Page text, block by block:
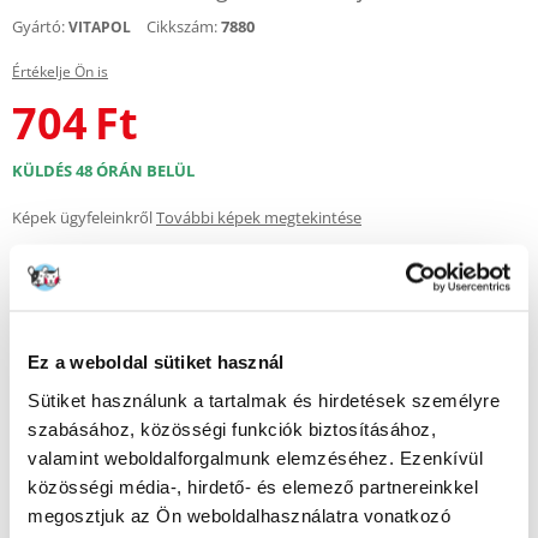
Ez a weboldal sütiket használ
Sütiket használunk a tartalmak és hirdetések személyre
szabásához, közösségi funkciók biztosításához,
valamint weboldalforgalmunk elemzéséhez. Ezenkívül
közösségi média-, hirdető- és elemező partnereinkkel
megosztjuk az Ön weboldalhasználatra vonatkozó
Gyártó:VITAPOL Cikkszám:7880
Értékelje Ön is
704 Ft
KÜLDÉS 48 ÓRÁN BELÜL
Képek ügyfeleinkrőlTovábbi képek megtekintése
étrendjét.
mindenevők, mint például hörcsögök, egerek és patkányok. A sárga sajt
hozzáadásával mohón fogyaszthatóvá válik, és így tápláló fehérjét
biztosít. A lenmag B1-, B6-, magnézium-, vas- és cinkvitaminnal
gazdagítja a rágcsálnivalót, emellett védi az emésztőrendszert és
támogatja annak működését.